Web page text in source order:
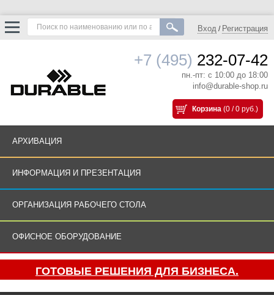
Вход / Регистрация
+7 (495) 232-07-42
пн.-пт: с 10:00 до 18:00
info@durable-shop.ru
Корзина (0 / 0 руб.)
АРХИВАЦИЯ
ИНФОРМАЦИЯ И ПРЕЗЕНТАЦИЯ
ОРГАНИЗАЦИЯ РАБОЧЕГО СТОЛА
ОФИСНОЕ ОБОРУДОВАНИЕ
ГОТОВЫЕ РЕШЕНИЯ ДЛЯ БИЗНЕСА.